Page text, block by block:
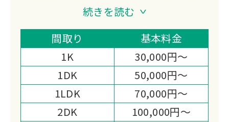
不用品買取にも対応し、処分費の軽減や
想い出の品の活用もご提案。
迅速かつ丁寧なお見積りと作業まごころ
を込めた対応で、高い満足度をいただい
ております。
心の負担を少しでも軽くできるよう尽力
いたします。
続きを読む
間取り
基本料金
1K
30,000円～
1DK
50,000円～
1LDK
70,000円～
2DK
100,000円～